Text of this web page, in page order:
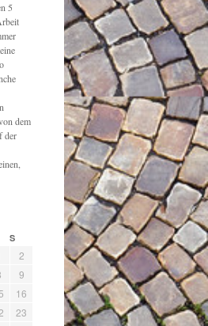
5
dem
der
S
2
9
16
23